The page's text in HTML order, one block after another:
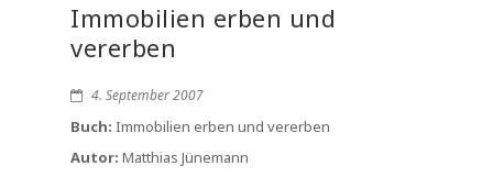
Immobilien erben und
vererben
4. September 2007
Buch: Immobilien erben und vererben
Autor: Matthias Jünemann